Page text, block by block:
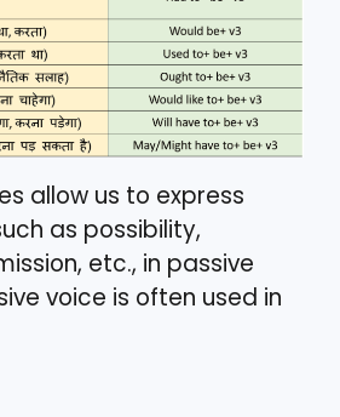
allow us to express
as possibility,
etc., in passive
voice is often used in